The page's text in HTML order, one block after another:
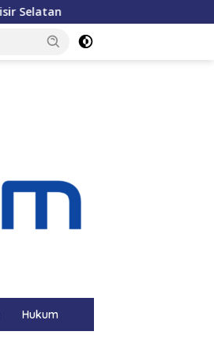
Anggota DPRD Pessel
Hukum